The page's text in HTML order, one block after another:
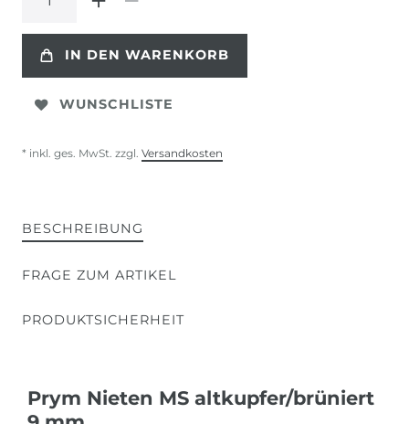
IN DEN WARENKORB
WUNSCHLISTE
* inkl. ges. MwSt. zzgl. Versandkosten
BESCHREIBUNG
FRAGE ZUM ARTIKEL
PRODUKTSICHERHEIT
Prym Nieten MS altkupfer/brüniert